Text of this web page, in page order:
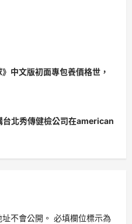
中文版初面專包養價格世，
台北秀傳健檢公司在american
不會公開。 必填欄位標示為